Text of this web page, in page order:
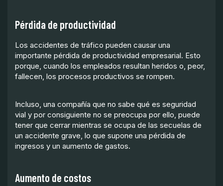
Pérdida de productividad
Los accidentes de tráfico pueden causar una
importante pérdida de productividad empresarial. Esto
porque, cuando los empleados resultan heridos o, peor,
fallecen, los procesos productivos se rompen.
Incluso, una compañía que no sabe qué es seguridad
vial y por consiguiente no se preocupa por ello, puede
tener que cerrar mientras se ocupa de las secuelas de
un accidente grave, lo que supone una pérdida de
ingresos y un aumento de gastos.
Aumento de costos